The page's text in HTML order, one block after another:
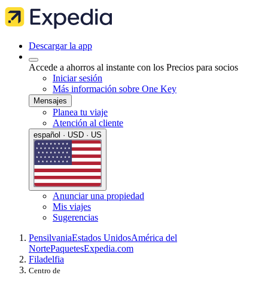
Descargar la app
Accede a ahorros al instante con los Precios para socios
Iniciar sesión
Más información sobre One Key
Mensajes
Planea tu viaje
Atención al cliente
español · USD · US
Anunciar una propiedad
Mis viajes
Sugerencias
PensilvaniaEstados UnidosAmérica del
NortePaquetesExpedia.com
Filadelfia
Centro de